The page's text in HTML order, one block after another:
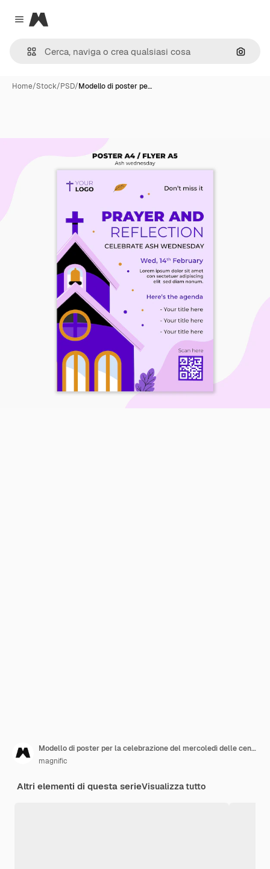
Close menu
Magnific
Cerca
Home/Stock/PSD/Modello di poster pe…
Modello di poster per la celebrazione del mercoledì delle ceneri
magnific
Altri elementi di questa serieVisualizza tutto